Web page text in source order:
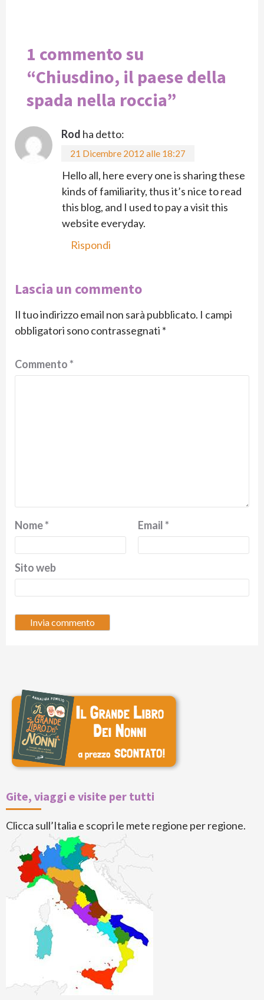
1 commento su
“Chiusdino, il paese della
spada nella roccia”
Rod ha detto:
21 Dicembre 2012 alle 18:27
Hello all, here every one is sharing these
kinds of familiarity, thus it’s nice to read
this blog, and I used to pay a visit this
website everyday.
Rispondi
Lascia un commento
Il tuo indirizzo email non sarà pubblicato. I campi
obbligatori sono contrassegnati *
Commento*
Nome* Email*
Sito web
Gite, viaggi e visite per tutti
Clicca sull’Italia e scopri le mete regione per regione.